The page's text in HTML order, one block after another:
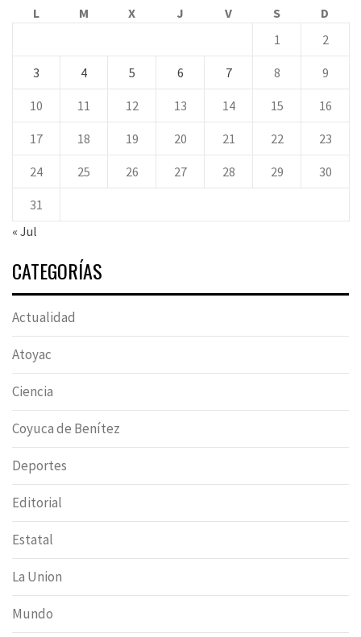
L
M X J V S
D
1
2
3 4 5 6 7 8 9
10 11 12 13 14 15 16
17 18 19 20 21 22 23
24 25 26 27 28 29 30
31
« Jul
CATEGORÍAS
Actualidad
Atoyac
Ciencia
Coyuca de Benítez
Deportes
Editorial
Estatal
La Union
Mundo